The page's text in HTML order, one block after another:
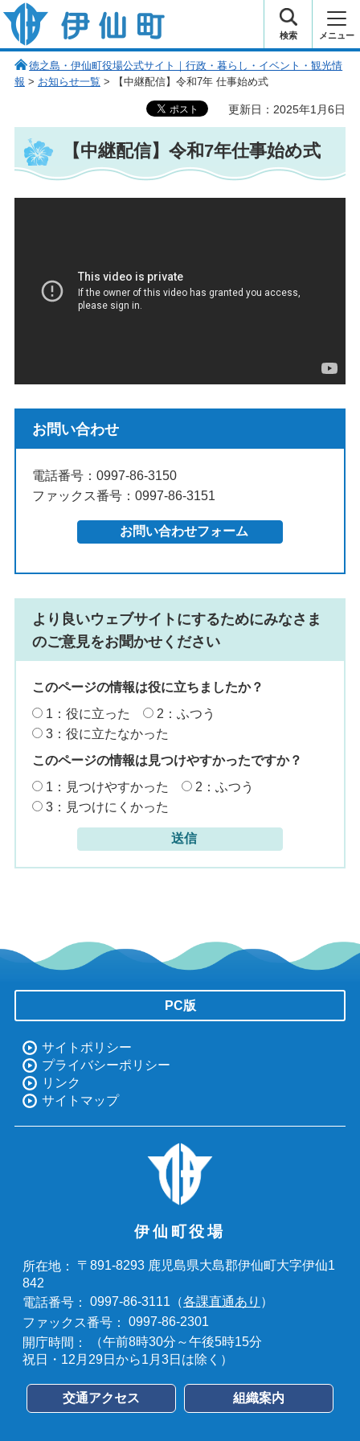
伊仙町 健康・長寿と子宝の町
検索 メニュー
徳之島・伊仙町役場公式サイト｜行政・暮らし・イベント・観光情
報 > お知らせ一覧 > 【中継配信】令和7年 仕事始め式
更新日：2025年1月6日
【中継配信】令和7年仕事始め式
お問い合わせ
電話番号：0997-86-3150
ファックス番号：0997-86-3151
より良いウェブサイトにするためにみなさま
のご意見をお聞かせください
このページの情報は役に立ちましたか？
1：役に立った
2：ふつう
3：役に立たなかった
このページの情報は見つけやすかったですか？
1：見つけやすかった
2：ふつう
3：見つけにくかった
PC版
サイトポリシー
プライバシーポリシー
リンク
サイトマップ
伊仙町役場
所在地：
〒891-8293 鹿児島県大島郡伊仙町大字伊仙1
842
電話番号：
0997-86-3111（各課直通あり ）
ファックス番号：
0997-86-2301
開庁時間：
（午前8時30分～午後5時15分
祝日・12月29日から1月3日は除く）
交通アクセス 組織案内